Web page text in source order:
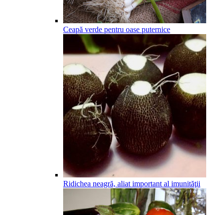
Ceapă verde pentru oase puternice
Ridichea neagră, aliat important al imunităţii